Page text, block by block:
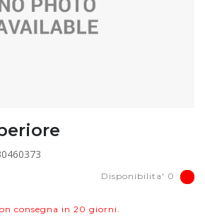
Disponibilita' 0
consegna in 20 giorni.